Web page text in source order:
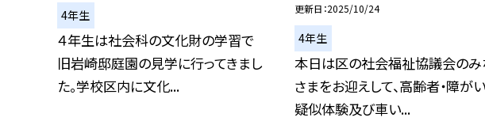
4年生
４年生は社会科の文化財の学習で
旧岩崎邸庭園の見学に行ってきまし
た。学校区内に文化...
更新日 2025/10/24
4年生
本日は区の社会福祉協議会のみ
さまをお迎えして、高齢者・障が
疑似体験及び車い...